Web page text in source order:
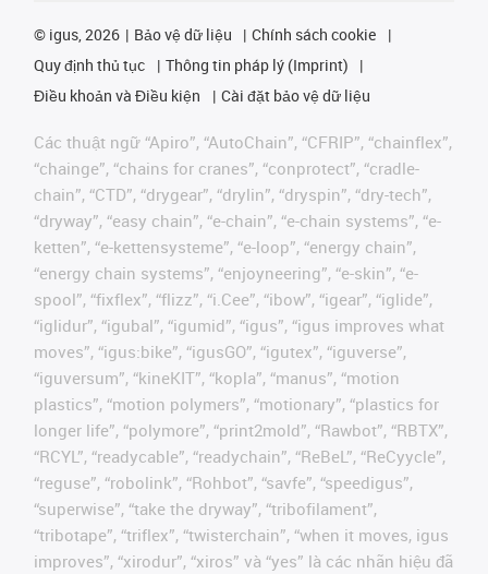
© igus, 2026 Bảo vệ dữ liệu
Chính sách cookie
Quy định thủ tục
Thông tin pháp lý (Imprint)
Điều khoản và Điều kiện
Cài đặt bảo vệ dữ liệu
Các thuật ngữ “Apiro”, “AutoChain”, “CFRIP”, “chainflex”,
“chainge”, “chains for cranes”, “conprotect”, “cradle-
chain”, “CTD”, “drygear”, “drylin”, “dryspin”, “dry-tech”,
“dryway”, “easy chain”, “e-chain”, “e-chain systems”, “e-
ketten”, “e-kettensysteme”, “e-loop”, “energy chain”,
“energy chain systems”, “enjoyneering”, “e-skin”, “e-
spool”, “fixflex”, “flizz”, “i.Cee”, “ibow”, “igear”, “iglide”,
“iglidur”, “igubal”, “igumid”, “igus”, “igus improves what
moves”, “igus:bike”, “igusGO”, “igutex”, “iguverse”,
“iguversum”, “kineKIT”, “kopla”, “manus”, “motion
plastics”, “motion polymers”, “motionary”, “plastics for
longer life”, “polymore”, “print2mold”, “Rawbot”, “RBTX”,
“RCYL”, “readycable”, “readychain”, “ReBeL”, “ReCyycle”,
“reguse”, “robolink”, “Rohbot”, “savfe”, “speedigus”,
“superwise”, “take the dryway”, “tribofilament”,
“tribotape”, “triflex”, “twisterchain”, “when it moves, igus
improves”, “xirodur”, “xiros” và “yes” là các nhãn hiệu đã